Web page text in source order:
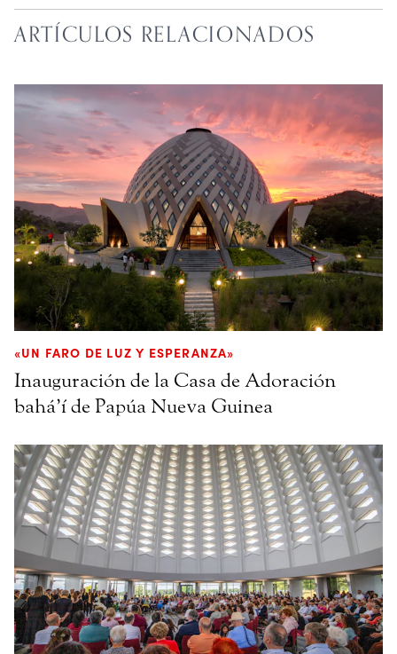
ARTÍCULOS RELACIONADOS
«UN FARO DE LUZ Y ESPERANZA»
Inauguración de la Casa de Adoración
bahá’í de Papúa Nueva Guinea